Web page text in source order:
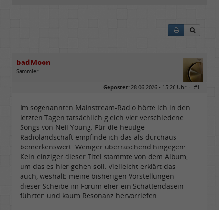
badMoon
Sammler
Gepostet: 28.06.2026 - 15:26 Uhr · #1
Im sogenannten Mainstream-Radio hörte ich in den
letzten Tagen tatsächlich gleich vier verschiedene
Songs von Neil Young. Für die heutige
Radiolandschaft empfinde ich das als durchaus
bemerkenswert. Weniger überraschend hingegen:
Kein einziger dieser Titel stammte von dem Album,
um das es hier gehen soll. Vielleicht erklärt das
auch, weshalb meine bisherigen Vorstellungen
dieser Scheibe im Forum eher ein Schattendasein
führten und kaum Resonanz hervorriefen.